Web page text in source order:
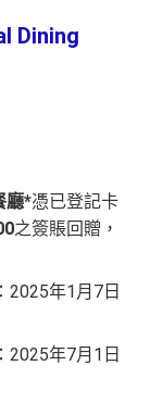
Dining
廳*憑已登記卡
之簽賬回贈，
2025年1月7日
2025年7月1日